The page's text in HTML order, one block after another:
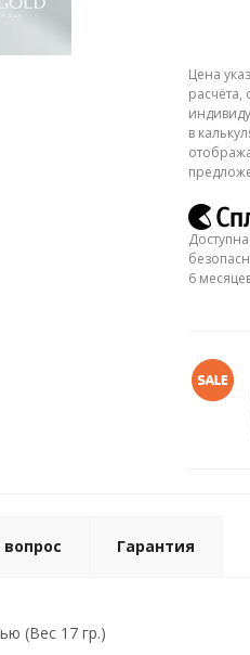
Цена
в
6
Гарантия
(Вес 17 гр.)